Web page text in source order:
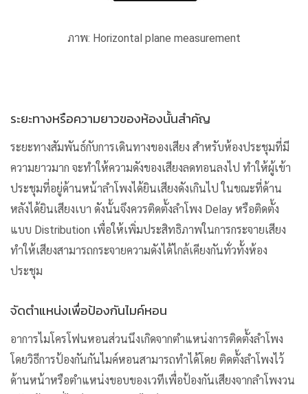
ภาพ: Horizontal plane measurement
ระยะทางหรือความยาวของห้องนั้นสำคัญ
ระยะทางสัมพันธ์กับการเดินทางของเสียง สำหรับห้องประชุมที่มี
ความยาวมาก จะทำให้ความดังของเสียงลดทอนลงไป ทำให้ผู้เข้า
ประชุมที่อยู่ด้านหน้าลำโพงได้ยินเสียงดังเกินไป ในขณะที่ด้าน
หลังได้ยินเสียงเบา ดังนั้นจึงควรติดตั้งลำโพง Delay หรือติดตั้ง
แบบ Distribution เพื่อให้เพิ่มประสิทธิภาพในการกระจายเสียง
ทำให้เสียงสามารถกระจายความดังได้ไกล้เคียงกันทั่วทั้งห้อง
ประชุม
จัดตำแหน่งเพื่อป้องกันไมค์หอน
อาการไมโครโฟนหอนส่วนนึงเกิดจากตำแหน่งการติดตั้งลำโพง
โดยวิธีการป้องกันกันไมค์หอนสามารถทำได้โดย ติดตั้งลำโพงไว้
ด้านหน้าหรือตำแหน่งขอบของเวทีเพื่อป้องกันเสียงจากลำโพงวน